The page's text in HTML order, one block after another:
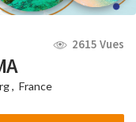
2615 Vues
, France